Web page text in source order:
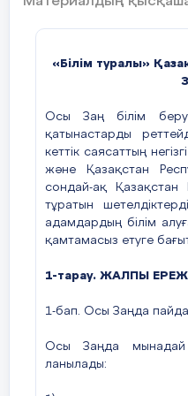
acquired by
using correctly new
writing new sentences
rule based to the
grammar structures in
2. Lesson equipment:
literature:
1. Jenny Dooley, Bob
«Білім туралы»
Осы Заң білім
қатынастарды
кеттік саясаттың
және Қазақстан
сондай-ақ Қазақстан
тұратын
адамдардың білім
қамтамасыз етуге
1-тарау. ЖАЛПЫ
1-бап. Осы Заңда
Осы Заңда мынадай
ланылады: